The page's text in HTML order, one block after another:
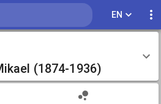
EN
(1874-1936)